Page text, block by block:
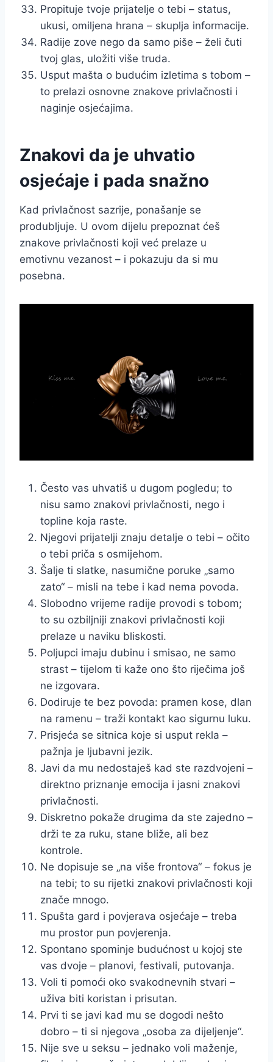
Propituje tvoje prijatelje o tebi – status,
ukusi, omiljena hrana – skuplja informacije.
Radije zove nego da samo piše – želi čuti
tvoj glas, uložiti više truda.
Usput mašta o budućim izletima s tobom –
to prelazi osnovne znakove privlačnosti i
naginje osjećajima.
Znakovi da je uhvatio
osjećaje i pada snažno
Kad privlačnost sazrije, ponašanje se
produbljuje. U ovom dijelu prepoznat ćeš
znakove privlačnosti koji već prelaze u
emotivnu vezanost – i pokazuju da si mu
posebna.
Često vas uhvatiš u dugom pogledu; to
nisu samo znakovi privlačnosti, nego i
topline koja raste.
Njegovi prijatelji znaju detalje o tebi – očito
o tebi priča s osmijehom.
Šalje ti slatke, nasumične poruke „samo
zato“ – misli na tebe i kad nema povoda.
Slobodno vrijeme radije provodi s tobom;
to su ozbiljniji znakovi privlačnosti koji
prelaze u naviku bliskosti.
Poljupci imaju dubinu i smisao, ne samo
strast – tijelom ti kaže ono što riječima još
ne izgovara.
Dodiruje te bez povoda: pramen kose, dlan
na ramenu – traži kontakt kao sigurnu luku.
Prisjeća se sitnica koje si usput rekla –
pažnja je ljubavni jezik.
Javi da mu nedostaješ kad ste razdvojeni –
direktno priznanje emocija i jasni znakovi
privlačnosti.
Diskretno pokaže drugima da ste zajedno –
drži te za ruku, stane bliže, ali bez
kontrole.
Ne dopisuje se „na više frontova“ – fokus je
na tebi; to su rijetki znakovi privlačnosti koji
znače mnogo.
Spušta gard i povjerava osjećaje – treba
mu prostor pun povjerenja.
Spontano spominje budućnost u kojoj ste
vas dvoje – planovi, festivali, putovanja.
Voli ti pomoći oko svakodnevnih stvari –
uživa biti koristan i prisutan.
Prvi ti se javi kad mu se dogodi nešto
dobro – ti si njegova „osoba za dijeljenje“.
Nije sve u seksu – jednako voli maženje,